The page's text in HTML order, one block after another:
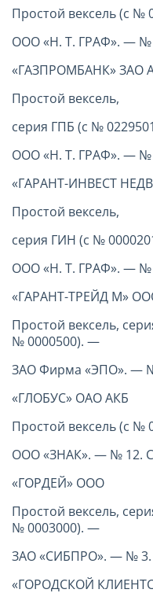
Простой вексель (с
ООО «Н. Т. ГРАФ». — №
«ГАЗПРОМБАНК» ЗАО
Простой вексель,
серия ГПБ (с №
ООО «Н. Т. ГРАФ». — №
«ГАРАНТ-ИНВЕСТ
Простой вексель,
серия ГИН (с №
ООО «Н. Т. ГРАФ». — №
«ГАРАНТ-ТРЕЙД М»
Простой вексель,
№ 0000500). —
ЗАО Фирма «ЭПО». —
«ГЛОБУС» ОАО АКБ
Простой вексель (с
ООО «ЗНАК». — № 12.
«ГОРДЕЙ» ООО
Простой вексель,
№ 0003000). —
ЗАО «СИБПРО». — № 3.
«ГОРОДСКОЙ